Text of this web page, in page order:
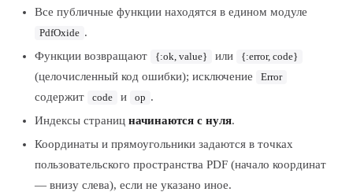
Все публичные функции находятся в едином модуле
PdfOxide .
Функции возвращают
{:ok, value} или {:error, code}
(целочисленный код ошибки); исключение Error
содержит code и op .
Индексы страниц начинаются с нуля.
Координаты и прямоугольники задаются в точках
пользовательского пространства PDF (начало координат
— внизу слева), если не указано иное.